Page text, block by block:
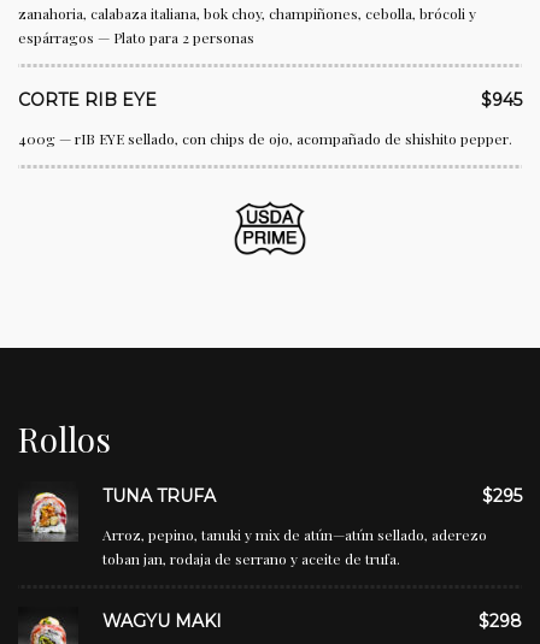
zanahoria, calabaza italiana, bok choy, champiñones, cebolla, brócoli y
espárragos — Plato para 2 personas
CORTE RIB EYE $945
400g — rIB EYE sellado, con chips de ojo, acompañado de shishito pepper.
Rollos
TUNA TRUFA $295
Arroz, pepino, tanuki y mix de atún—atún sellado, aderezo
toban jan, rodaja de serrano y aceite de trufa.
WAGYU MAKI $298